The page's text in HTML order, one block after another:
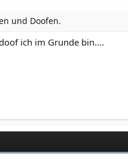
und Doofen.
ich im Grunde bin....